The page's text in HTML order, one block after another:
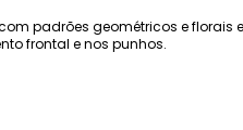
padrões geométricos e florais
frontal e nos punhos.